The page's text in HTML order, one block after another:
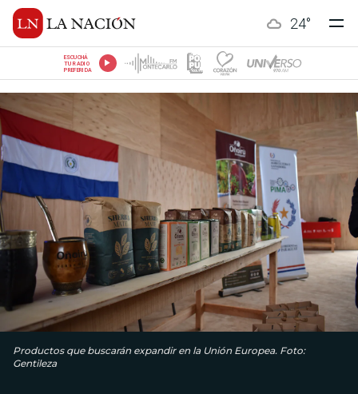
24°
ESCUCHÁ
TU RADIO
PREFERIDA
Productos que buscarán expandir en la Unión Europea. Foto:
Gentileza